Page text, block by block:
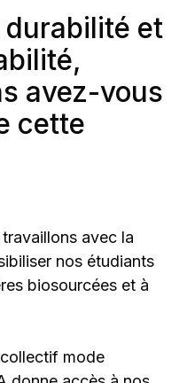
et
avez-vous
cette
travaillons avec la
nos étudiants
biosourcées et à
mode